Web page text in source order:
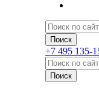
+7 495 135-